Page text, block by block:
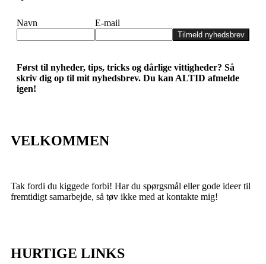
Navn E-mail
Tilmeld nyhedsbrev
Først til nyheder, tips, tricks og dårlige vittigheder? Så
skriv dig op til mit nyhedsbrev. Du kan ALTID afmelde
igen!
VELKOMMEN
Tak fordi du kiggede forbi! Har du spørgsmål eller gode ideer til
fremtidigt samarbejde, så tøv ikke med at kontakte mig!
HURTIGE LINKS